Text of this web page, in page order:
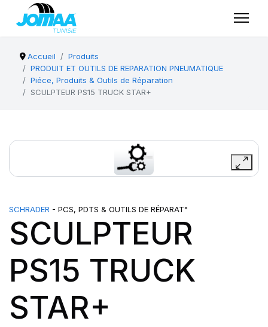
Accueil
Produits
PRODUIT ET OUTILS DE REPARATION PNEUMATIQUE
Piéce, Produits & Outils de Réparation
SCULPTEUR PS15 TRUCK STAR+
SCHRADER - PCS, PDTS & OUTILS DE RÉPARAT°
SCULPTEUR
PS15 TRUCK
STAR+